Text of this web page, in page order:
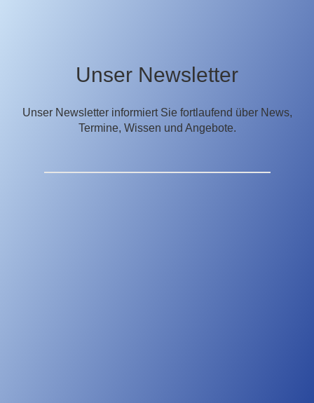
Unser Newsletter
Unser Newsletter informiert Sie fortlaufend über News,
Termine, Wissen und Angebote.